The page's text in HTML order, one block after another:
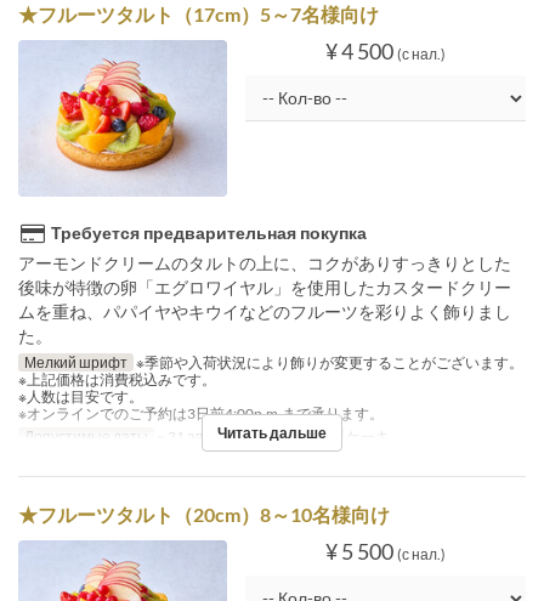
★フルーツタルト（17cm）5～7名様向け
¥ 4 500 (с нал.)
Требуется предварительная покупка
アーモンドクリームのタルトの上に、コクがありすっきりとした
後味が特徴の卵「エグロワイヤル」を使用したカスタードクリー
ムを重ね、パパイヤやキウイなどのフルーツを彩りよく飾りまし
た。
Мелкий шрифт ※季節や入荷状況により飾りが変更することがございます。
※上記価格は消費税込みです。
※人数は目安です。
※オンラインでのご予約は3日前4:00p.m.まで承ります。
Допустимые даты
~ 31 авг. Категория места ケーキ
Читать дальше
★フルーツタルト（20cm）8～10名様向け
¥ 5 500 (с нал.)